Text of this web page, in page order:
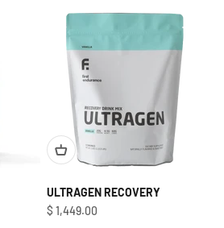
ULTRAGEN RECOVERY
Precio de oferta
$ 1,449.00